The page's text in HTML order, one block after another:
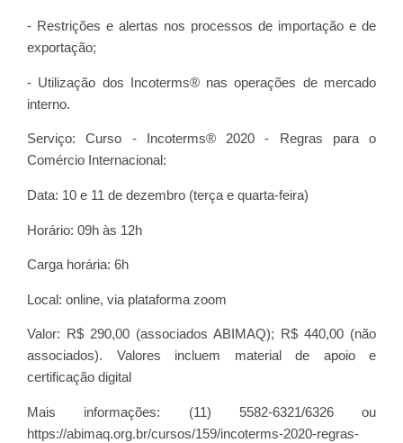
- Restrições e alertas nos processos de importação e de
exportação;
- Utilização dos Incoterms® nas operações de mercado
interno.
Serviço: Curso - Incoterms® 2020 - Regras para o
Comércio Internacional:
Data: 10 e 11 de dezembro (terça e quarta-feira)
Horário: 09h às 12h
Carga horária: 6h
Local: online, via plataforma zoom
Valor: R$ 290,00 (associados ABIMAQ); R$ 440,00 (não
associados). Valores incluem material de apoio e
certificação digital
Mais informações: (11) 5582-6321/6326 ou
https://abimaq.org.br/cursos/159/incoterms-2020-regras-